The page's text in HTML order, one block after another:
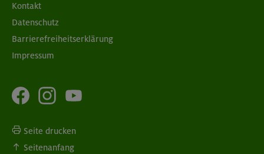
Kontakt
Datenschutz
Barrierefreiheitserklärung
Impressum
Seite drucken
Seitenanfang